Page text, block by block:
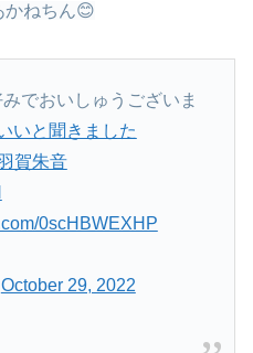
かねちん😊
でおいしゅうございま
いと聞きました
賀朱音
0scHBWEXHP
October 29, 2022